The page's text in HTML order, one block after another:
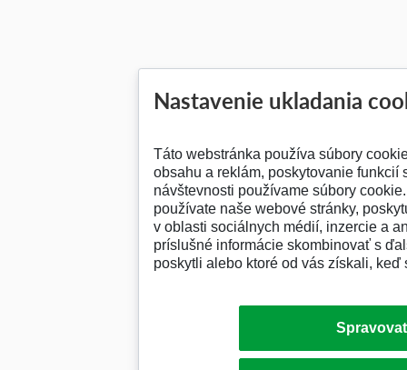
Nastavenie ukladania
Táto webstránka používa súbory
obsahu a reklám, poskytovanie funkcií
návštevnosti používame súbory
používate naše webové stránky,
v oblasti sociálnych médií, inzercie a
príslušné informácie skombinovať s
poskytli alebo ktoré od vás získali, keď